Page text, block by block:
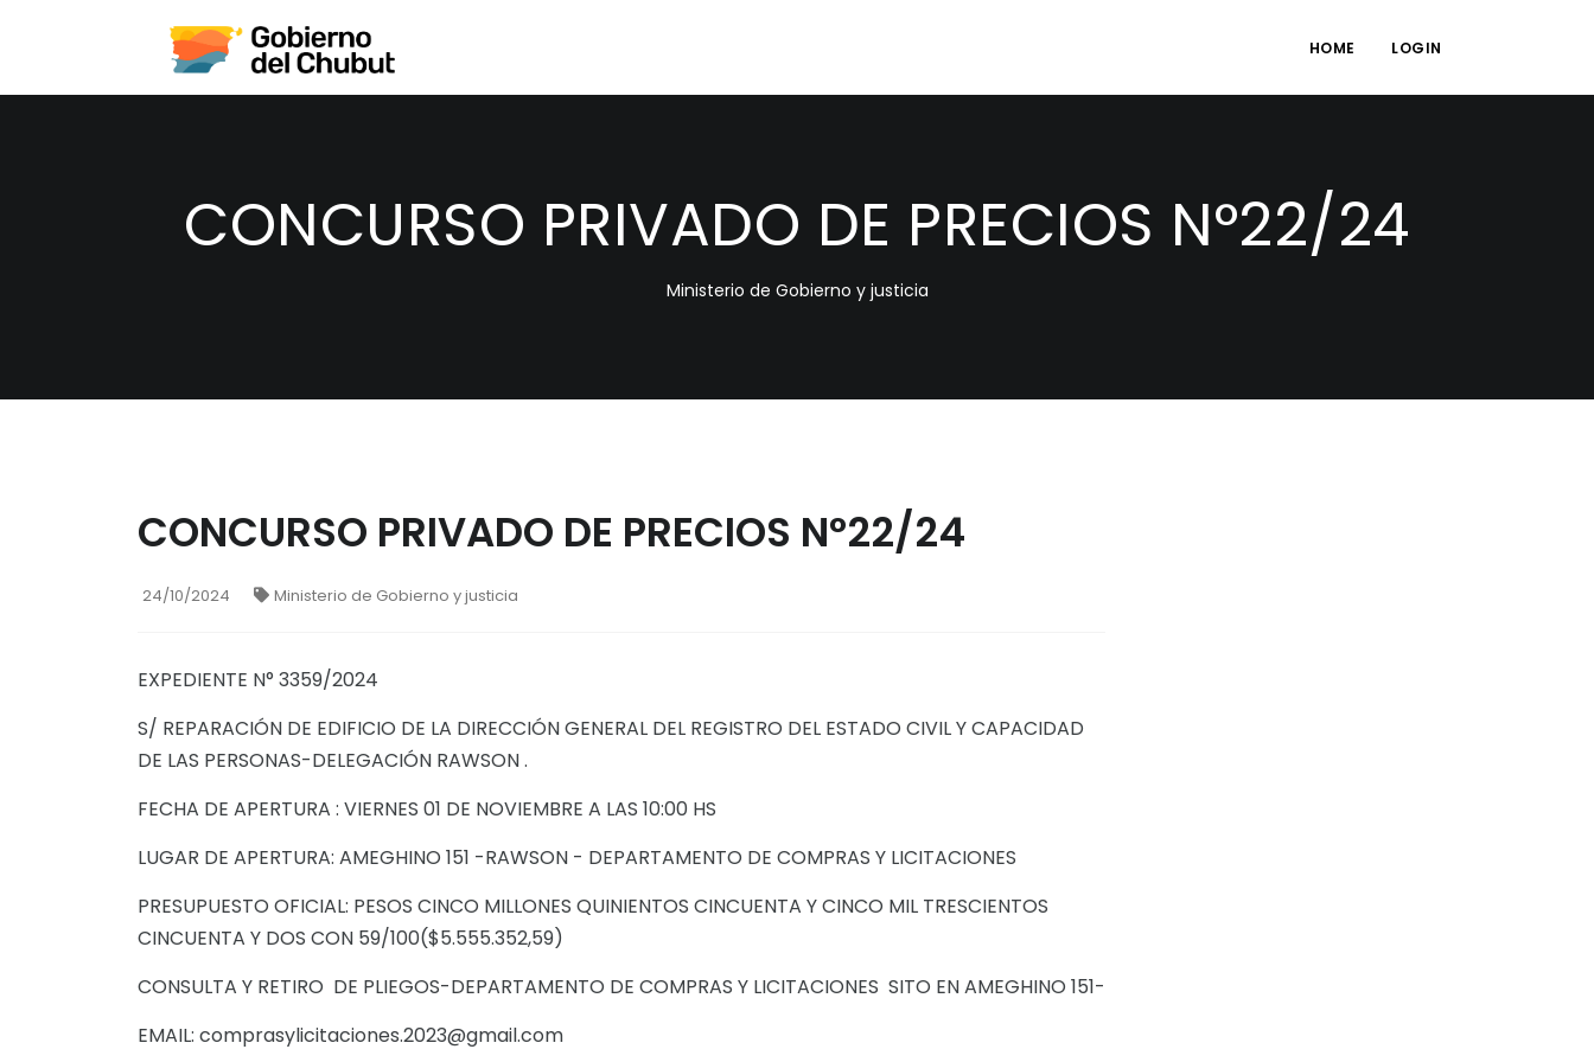
HOME LOGIN
CONCURSO PRIVADO DE PRECIOS N°22/24
Ministerio de Gobierno y justicia
CONCURSO PRIVADO DE PRECIOS N°22/24
24/10/2024 Ministerio de Gobierno y justicia
EXPEDIENTE N° 3359/2024
S/ REPARACIÓN DE EDIFICIO DE LA DIRECCIÓN GENERAL DEL REGISTRO DEL ESTADO CIVIL Y CAPACIDAD
DE LAS PERSONAS-DELEGACIÓN RAWSON .
FECHA DE APERTURA : VIERNES 01 DE NOVIEMBRE A LAS 10:00 HS
LUGAR DE APERTURA: AMEGHINO 151 -RAWSON - DEPARTAMENTO DE COMPRAS Y LICITACIONES
PRESUPUESTO OFICIAL: PESOS CINCO MILLONES QUINIENTOS CINCUENTA Y CINCO MIL TRESCIENTOS
CINCUENTA Y DOS CON 59/100($5.555.352,59)
CONSULTA Y RETIRO DE PLIEGOS-DEPARTAMENTO DE COMPRAS Y LICITACIONES SITO EN AMEGHINO 151-
EMAIL: comprasylicitaciones.2023@gmail.com